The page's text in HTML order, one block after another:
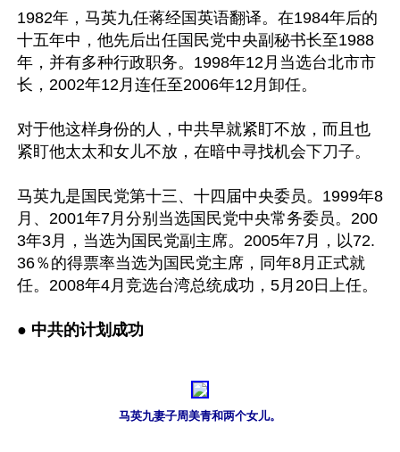
1982年，马英九任蒋经国英语翻译。在1984年后的
十五年中，他先后出任国民党中央副秘书长至1988
年，并有多种行政职务。1998年12月当选台北市市
长，2002年12月连任至2006年12月卸任。
对于他这样身份的人，中共早就紧盯不放，而且也
紧盯他太太和女儿不放，在暗中寻找机会下刀子。
马英九是国民党第十三、十四届中央委员。1999年8
月、2001年7月分别当选国民党中央常务委员。200
3年3月，当选为国民党副主席。2005年7月，以72.
36％的得票率当选为国民党主席，同年8月正式就
任。2008年4月竞选台湾总统成功，5月20日上任。
● 中共的计划成功
马英九妻子周美青和两个女儿。